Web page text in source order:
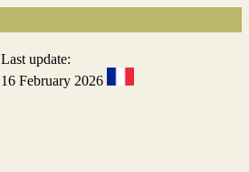
Last update:
16 February 2026